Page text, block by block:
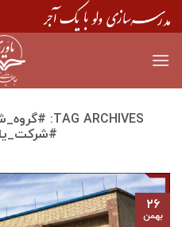
Skip
to
TAG ARCHIVES:
۲۶
بهمن